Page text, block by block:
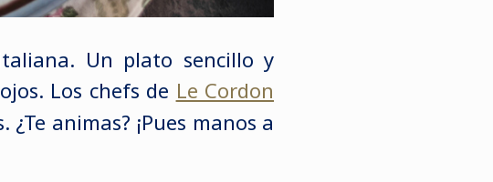
Un plato sencillo y
Los chefs de Le Cordon
animas? ¡Pues manos a